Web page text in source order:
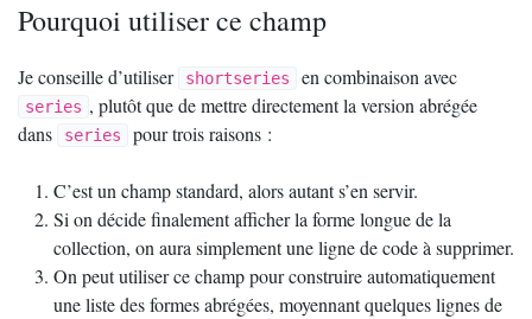
Pourquoi utiliser ce champ
Je conseille d’utiliser shortseries en combinaison avec
series , plutôt que de mettre directement la version abrégée
dans
series pour trois raisons :
C’est un champ standard, alors autant s’en servir.
Si on décide finalement afficher la forme longue de la
collection, on aura simplement une ligne de code à supprimer.
On peut utiliser ce champ pour construire automatiquement
une liste des formes abrégées, moyennant quelques lignes de